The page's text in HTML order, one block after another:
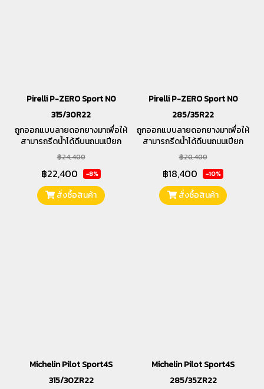
Pirelli P-ZERO Sport N0
315/30R22
ถูกออกแบบลายดอกยางมาเพื่อให้
สามารถรีดน้ำได้ดีบนถนนเปียก
และให้ความรู้สึกนุ่มนวลในทุกการ
ขับขี่
฿24,400
฿22,400 -8%
สั่งซื้อสินค้า
Pirelli P-ZERO Sport N0
285/35R22
ถูกออกแบบลายดอกยางมาเพื่อให้
สามารถรีดน้ำได้ดีบนถนนเปียก
และให้ความรู้สึกนุ่มนวลในทุกการ
ขับขี่
฿20,400
฿18,400 -10%
สั่งซื้อสินค้า
Michelin Pilot Sport4S
315/30ZR22
Michelin Pilot Sport4S
285/35ZR22